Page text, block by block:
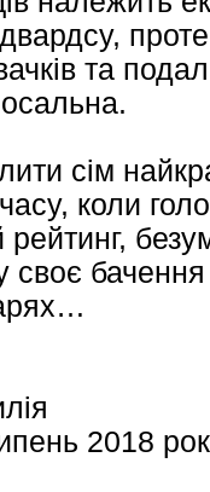
та
сім
коли
своє
2018